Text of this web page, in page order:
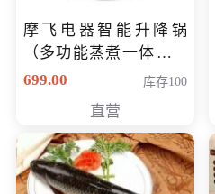
摩飞电器智能升降锅
（多功能蒸煮一体锅）
（智能升降养生锅） 会
699.00 库存100
直营